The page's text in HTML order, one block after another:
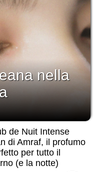
nella
de Nuit Intense
di Amraf, il profumo
per tutto il
(e la notte)